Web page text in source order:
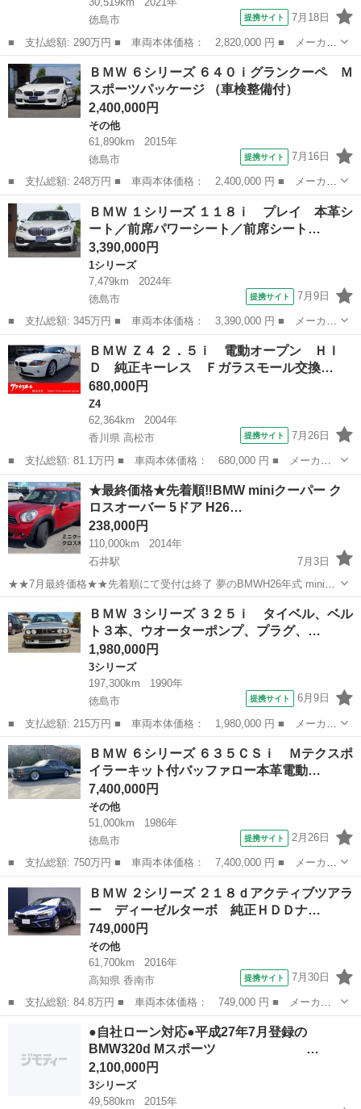
徳島市
提携サイト 7月18日
■ 支払総額: 290万円 ■ 車両本体価格： 2,820,000 円 ■ メーカー
名： ＢＭＷ ■ 車種名： ２シリーズ ■ グレード名： ２１８ｄ
グランクーペ Ｍスポーツ ■ 排気量： 2000cc ■ ドア枚数： 4...
徳島 徳島市
ＢＭＷ ６シリーズ ６４０ｉグランクーペ Ｍ
スポーツパッケージ （車検整備付）
2,400,000円
その他
61,890km
2015年
徳島市
提携サイト 7月16日
■ 支払総額: 248万円 ■ 車両本体価格： 2,400,000 円 ■ メーカー
名： ＢＭＷ ■ 車種名： ６シリーズ ■ グレード名： ６４０ｉ
グランクーペ Ｍスポーツパッケージ ■ 排気量： 3000cc ■ ド
ア...
徳島 徳島市
ＢＭＷ １シリーズ １１８ｉ プレイ 本革シ
ート／前席パワーシート／前席シート…
3,390,000円
1シリーズ
7,479km
2024年
徳島市
提携サイト 7月9日
■ 支払総額: 345万円 ■ 車両本体価格： 3,390,000 円 ■ メーカー
名： ＢＭＷ ■ 車種名： １シリーズ ■ グレード名： １１８
ｉ プレイ 本革シート／前席パワーシート／前席シートヒーター／
メーカーナビ...
徳島 徳島市 1シリーズ
ＢＭＷ Ｚ４ ２．５ｉ 電動オープン ＨＩ
Ｄ 純正キーレス Ｆガラスモール交換…
680,000円
Z4
62,364km
2004年
香川県 高松市
提携サイト 7月26日
■ 支払総額: 81.1万円 ■ 車両本体価格： 680,000 円 ■ メーカー
名： ＢＭＷ ■ 車種名： Ｚ４ ■ グレード名： ２．５ｉ 電動
オープン ＨＩＤ 純正キーレス Ｆガラスモール交換済 カウルト
ップパネル交...
香川 高松市 Z4
★最終価格★先着順‼️BMW miniクーパー ク
ロスオーバー 5ドア H26…
238,000円
110,000km
2014年
石井駅
7月3日
★★7月最終価格★★先着順にて受付は終了 夢のBMWH26年式 miniク
ーパー クロスオーバー5ドア カーナビ/Etc/ドラレコ/AT/5人乗り/バッ
クカメラ 現在一時抹消中【車検2年付希望の方10万にて税込】 7...
BMW
ＢＭＷ ３シリーズ ３２５ｉ タイベル、ベル
ト３本、ウオーターポンプ、プラグ、…
1,980,000円
3シリーズ
197,300km
1990年
徳島市
提携サイト 6月9日
■ 支払総額: 215万円 ■ 車両本体価格： 1,980,000 円 ■ メーカー
名： ＢＭＷ ■ 車種名： ３シリーズ ■ グレード名： ３２５
ｉ タイベル、ベルト３本、ウオーターポンプ、プラグ、 ディス
ビ、 ディスキ...
徳島 徳島市
ＢＭＷ ６シリーズ ６３５ＣＳｉ Ｍテクスポ
イラーキット付バッファロー本革電動…
7,400,000円
その他
51,000km
1986年
徳島市
提携サイト 2月26日
■ 支払総額: 750万円 ■ 車両本体価格： 7,400,000 円 ■ メーカー
名： ＢＭＷ ■ 車種名： ６シリーズ ■ グレード名： ６３５Ｃ
Ｓｉ Ｍテクスポイラーキット付バッファロー本革電動シート ルー
フ張替済み...
徳島 徳島市
ＢＭＷ ２シリーズ ２１８ｄアクティブツアラ
ー ディーゼルターボ 純正ＨＤＤナ…
749,000円
その他
61,700km
2016年
高知県 香南市
提携サイト 7月30日
■ 支払総額: 84.8万円 ■ 車両本体価格： 749,000 円 ■ メーカー
名： ＢＭＷ ■ 車種名： ２シリーズ ■ グレード名： ２１８ｄ
アクティブツアラー ディーゼルターボ 純正ＨＤＤナビ バックカ
メラ 純正ミ...
その他
●自社ローン対応●平成27年7月登録の
BMW320d Mスポーツ …
2,100,000円
3シリーズ
49,580km
2015年